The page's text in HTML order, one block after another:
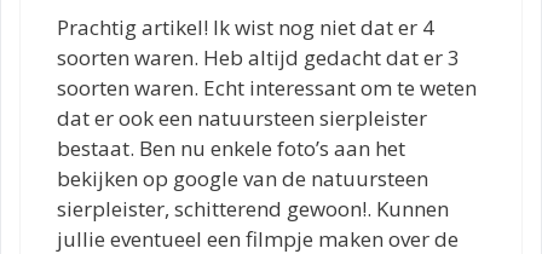
Prachtig artikel! Ik wist nog niet dat er 4
soorten waren. Heb altijd gedacht dat er 3
soorten waren. Echt interessant om te weten
dat er ook een natuursteen sierpleister
bestaat. Ben nu enkele foto’s aan het
bekijken op google van de natuursteen
sierpleister, schitterend gewoon!. Kunnen
jullie eventueel een filmpje maken over de